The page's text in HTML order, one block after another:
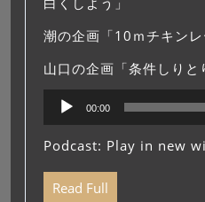
潮の企画「10ｍチキンレ
山口の企画「条件しりと
プ
レ
ー
ヤ
00:00
Podcast: Play in new
Read Full